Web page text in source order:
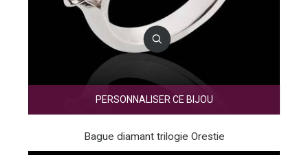
PERSONNALISER CE BIJOU
Bague diamant trilogie Orestie